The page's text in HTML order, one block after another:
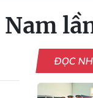
ĐỌC